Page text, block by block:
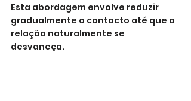
Esta abordagem envolve reduzir
gradualmente o contacto até que a
relação naturalmente se
desvaneça.